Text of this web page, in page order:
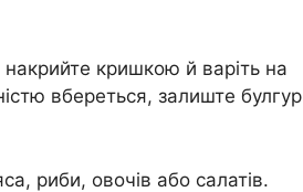
кришкою й варіть на
вбереться, залиште булгур
риби, овочів або салатів.